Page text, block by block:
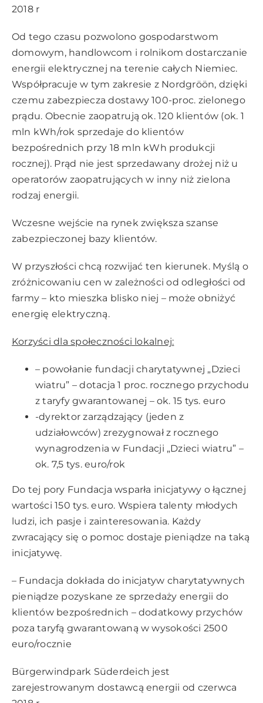
2018 r
Od tego czasu pozwolono gospodarstwom
domowym, handlowcom i rolnikom dostarczanie
energii elektrycznej na terenie całych Niemiec.
Współpracuje w tym zakresie z Nordgröön, dzięki
czemu zabezpiecza dostawy 100-proc. zielonego
prądu. Obecnie zaopatrują ok. 120 klientów (ok. 1
mln kWh/rok sprzedaje do klientów
bezpośrednich przy 18 mln kWh produkcji
rocznej). Prąd nie jest sprzedawany drożej niż u
operatorów zaopatrujących w inny niż zielona
rodzaj energii.
Wczesne wejście na rynek zwiększa szanse
zabezpieczonej bazy klientów.
W przyszłości chcą rozwijać ten kierunek. Myślą o
zróżnicowaniu cen w zależności od odległości od
farmy – kto mieszka blisko niej – może obniżyć
energię elektryczną.
Korzyści dla społeczności lokalnej:
– powołanie fundacji charytatywnej „Dzieci
wiatru” – dotacja 1 proc. rocznego przychodu
z taryfy gwarantowanej – ok. 15 tys. euro
-dyrektor zarządzający (jeden z
udziałowców) zrezygnował z rocznego
wynagrodzenia w Fundacji „Dzieci wiatru” –
ok. 7,5 tys. euro/rok
Do tej pory Fundacja wsparła inicjatywy o łącznej
wartości 150 tys. euro. Wspiera talenty młodych
ludzi, ich pasje i zainteresowania. Każdy
zwracający się o pomoc dostaje pieniądze na taką
inicjatywę.
– Fundacja dokłada do inicjatyw charytatywnych
pieniądze pozyskane ze sprzedaży energii do
klientów bezpośrednich – dodatkowy przychów
poza taryfą gwarantowaną w wysokości 2500
euro/rocznie
Bürgerwindpark Süderdeich jest
zarejestrowanym dostawcą energii od czerwca